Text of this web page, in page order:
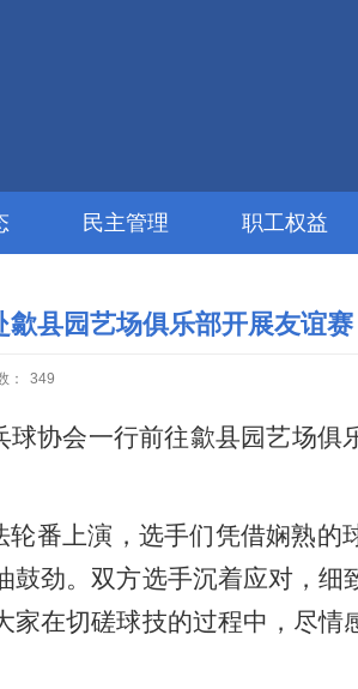
民主管理 职工权益
县园艺场俱乐部开展友谊赛
： 349
球协会一行前往歙县园艺场俱
轮番上演，选手们凭借娴熟的
鼓劲。双方选手沉着应对，细
在切磋球技的过程中，尽情